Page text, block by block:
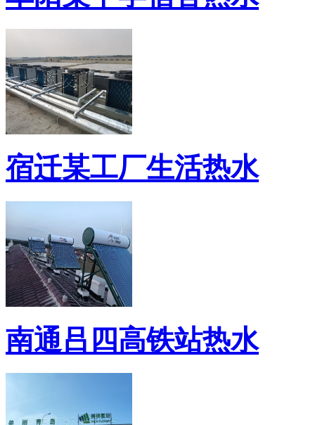
宿迁某工厂生活热水
南通吕四高铁站热水